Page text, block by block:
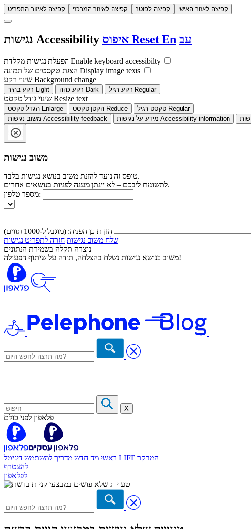
קפיצה לאיזור התפריט קפיצה לאיזור המרכזי קפיצה לפוטר קפיצה לאזור האישי
Accessibility Reset En עב
Enable keyboard accessibilty
Display image texts
Background change
Light Dark Regular
Resize text
Enlarge Reduce
Regular
Accessibility feedback Accessibility information
משוב נגישות
טופס זה נועד להזנת משוב בנושא נגישות בלבד.
לתשומת ליבכם – לא יינתן מענה לפניות בנושאים אחרים.
מספר טלפון:
הזן תוכן הפניה: (מוגבל ל-1000 תווים)
שלח משוב נגישות חזרה לתפריט נגישות
נוצרה תקלה בשמירת הנתונים
משוב בנושא נגישות נשלח בהצלחה, תודה על שיתוף הפעולה!
X
פלאפון לפני כולם
ראשי מה חדש מדריך למשתמש דיגיטל LIFE המבקר
להצטרף
לפלאפון